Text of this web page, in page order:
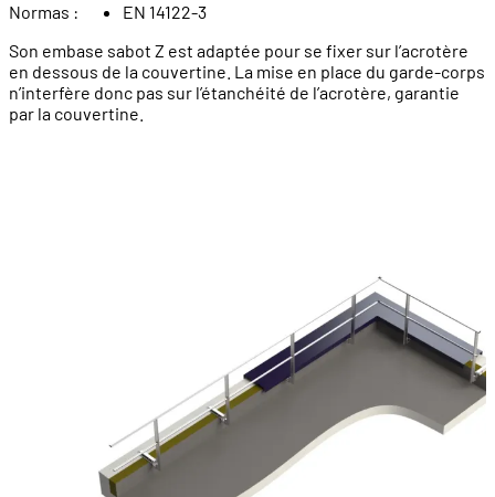
Normas :
EN 14122-3
Son embase sabot Z est adaptée pour se fixer sur l’acrotère
en dessous de la couvertine. La mise en place du garde-corps
n’interfère donc pas sur l’étanchéité de l’acrotère, garantie
par la couvertine.